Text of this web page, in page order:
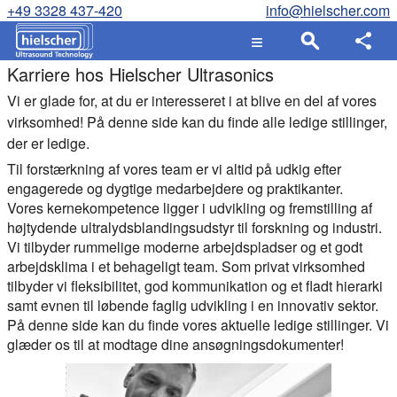
+49 3328 437-420 info@hielscher.com
Karriere hos Hielscher Ultrasonics
Vi er glade for, at du er interesseret i at blive en del af vores
virksomhed! På denne side kan du finde alle ledige stillinger,
der er ledige.
Til forstærkning af vores team er vi altid på udkig efter
engagerede og dygtige medarbejdere og praktikanter.
Vores kernekompetence ligger i udvikling og fremstilling af
højtydende ultralydsblandingsudstyr til forskning og industri.
Vi tilbyder rummelige moderne arbejdspladser og et godt
arbejdsklima i et behageligt team. Som privat virksomhed
tilbyder vi fleksibilitet, god kommunikation og et fladt hierarki
samt evnen til løbende faglig udvikling i en innovativ sektor.
På denne side kan du finde vores aktuelle ledige stillinger. Vi
glæder os til at modtage dine ansøgningsdokumenter!